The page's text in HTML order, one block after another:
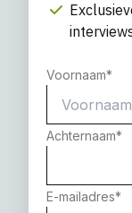
Voornaam*
Achternaam*
E-mailadres*